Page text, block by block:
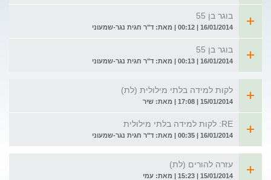
בוגר בן 55
16/01/2014 | 00:12 | מאת: ד"ר חגית נגר-שמעוני
בוגר בן 55
16/01/2014 | 00:13 | מאת: ד"ר חגית נגר-שמעוני
לקות למידה בלתי מילולית (לת)
15/01/2014 | 17:08 | מאת: שיר
RE: לקות למידה בלתי מילולית
16/01/2014 | 00:35 | מאת: ד"ר חגית נגר-שמעוני
עזרה להורים (לת)
15/01/2014 | 15:23 | מאת: עמי